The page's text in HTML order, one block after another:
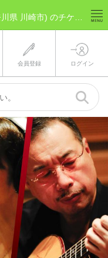
会員登録 ログイン